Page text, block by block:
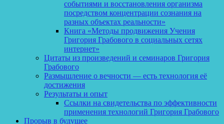
событиями и восстановления организма
посредством концентрации сознания на
разных объектах реальности»
Книга «Методы продвижения Учения
Григория Грабового в социальных сетях
интернет»
Цитаты из произведений и семинаров Григория
Грабового
Размышление о вечности — есть технология её
достижения
Результаты и опыт
Ссылки на свидетельства по эффективности
применения технологий Григория Грабового
Прорыв в будущее